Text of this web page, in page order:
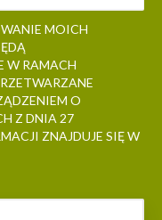
MOICH
W RAMACH
O
Z DNIA 27
ZNAJDUJE SIĘ W